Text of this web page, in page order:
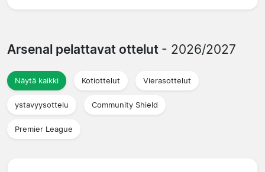
Arsenal pelattavat ottelut - 2026/2027
Näytä kaikki Kotiottelut Vierasottelut
ystavyysottelu Community Shield
Premier League